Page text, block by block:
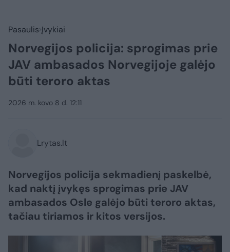
Pasaulis Įvykiai
Norvegijos policija: sprogimas prie
JAV ambasados Norvegijoje galėjo
būti teroro aktas
2026 m. kovo 8 d. 12:11
Lrytas.lt
Norvegijos policija sekmadienį paskelbė,
kad naktį įvykęs sprogimas prie JAV
ambasados Osle galėjo būti teroro aktas,
tačiau tiriamos ir kitos versijos.